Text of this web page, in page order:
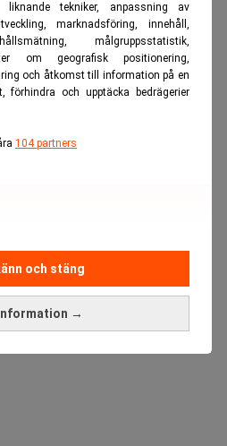
liknande tekniker, anpassning av
marknadsföring, innehåll,
målgruppsstatistik,
om geografisk positionering,
och åtkomst till information på en
förhindra och upptäcka bedrägerier
104 partners
→
och stäng